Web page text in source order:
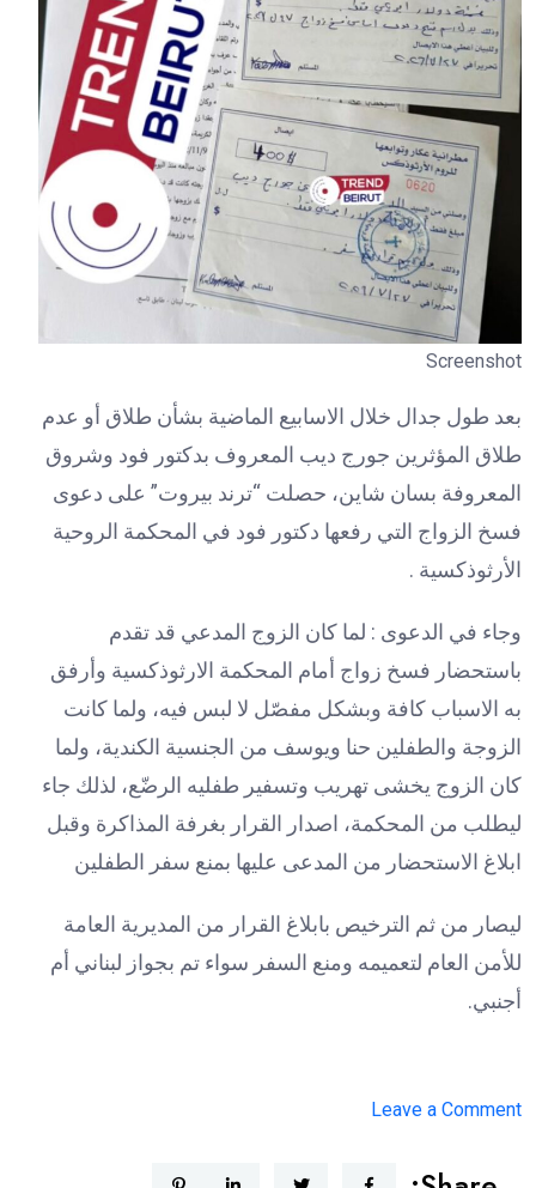
Screenshot
بعد طول جدال خلال الاسابيع الماضية بشأن طلاق أو عدم
طلاق المؤثرين جورج ديب المعروف بدكتور فود وشروق
المعروفة بسان شاين، حصلت “ترند بيروت” على دعوى
فسخ الزواج التي رفعها دكتور فود في المحكمة الروحية
الأرثوذكسية .
وجاء في الدعوى : لما كان الزوج المدعي قد تقدم
باستحضار فسخ زواج أمام المحكمة الارثوذكسية وأرفق
به الاسباب كافة وبشكل مفصّل لا لبس فيه، ولما كانت
الزوجة والطفلين حنا ويوسف من الجنسية الكندية، ولما
كان الزوج يخشى تهريب وتسفير طفليه الرضّع، لذلك جاء
ليطلب من المحكمة، اصدار القرار بغرفة المذاكرة وقبل
ابلاغ الاستحضار من المدعى عليها بمنع سفر الطفلين
ليصار من ثم الترخيص بابلاغ القرار من المديرية العامة
للأمن العام لتعميمه ومنع السفر سواء تم بجواز لبناني أم
أجنبي.
Leave a Comment
دكتور